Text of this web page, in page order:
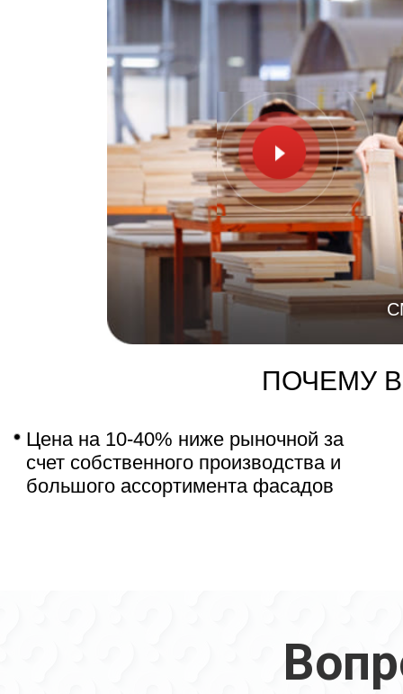
ПОЧЕМУ
Цена на 10-40% ниже рыночной за
счет собственного производства и
большого ассортимента фасадов